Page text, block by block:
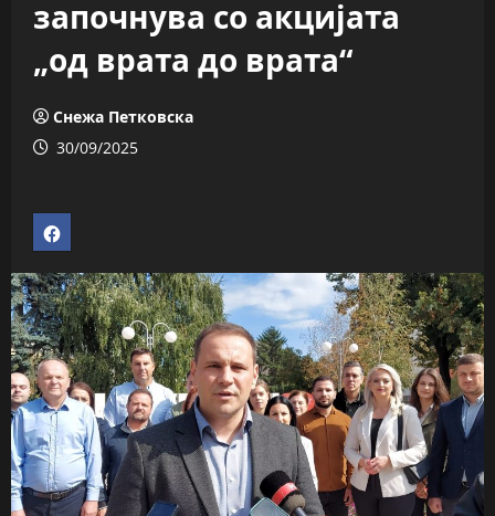
започнува со акцијата
„од врата до врата“
Снежа Петковска
30/09/2025